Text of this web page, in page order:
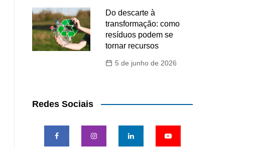
Do descarte à
transformação: como
resíduos podem se
tornar recursos
5 de junho de 2026
Redes Sociais